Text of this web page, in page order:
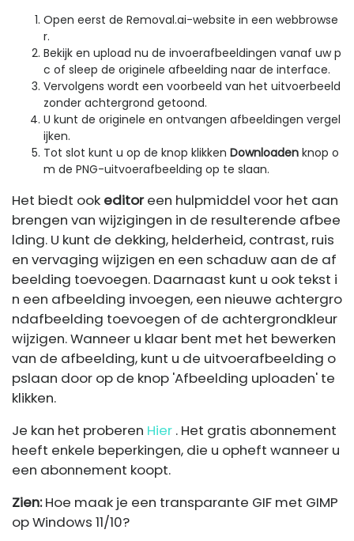
Open eerst de Removal.ai-website in een webbrowse
r.
Bekijk en upload nu de invoerafbeeldingen vanaf uw p
c of sleep de originele afbeelding naar de interface.
Vervolgens wordt een voorbeeld van het uitvoerbeeld
zonder achtergrond getoond.
U kunt de originele en ontvangen afbeeldingen vergel
ijken.
Tot slot kunt u op de knop klikken Downloaden knop o
m de PNG-uitvoerafbeelding op te slaan.
Het biedt ook editoreen hulpmiddel voor het aan
brengen van wijzigingen in de resulterende afbee
lding. U kunt de dekking, helderheid, contrast, ruis
en vervaging wijzigen en een schaduw aan de af
beelding toevoegen. Daarnaast kunt u ook tekst i
n een afbeelding invoegen, een nieuwe achtergro
ndafbeelding toevoegen of de achtergrondkleur
wijzigen. Wanneer u klaar bent met het bewerken
van de afbeelding, kunt u de uitvoerafbeelding o
pslaan door op de knop 'Afbeelding uploaden' te
klikken.
Je kan het proberen Hier . Het gratis abonnement
heeft enkele beperkingen, die u opheft wanneer u
een abonnement koopt.
Zien:Hoe maak je een transparante GIF met GIMP
op Windows 11/10?